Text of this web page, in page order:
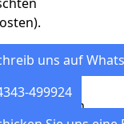
geleistet?
die
diese nach
uns auf
499924